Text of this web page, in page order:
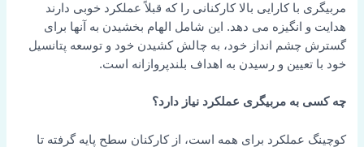
مربیگری با کارایی بالا کارکنانی را که قبلاً عملکرد خوبی دارند
هدایت و انگیزه می دهد. این شامل الهام بخشیدن به آنها برای
گسترش چشم انداز خود، به چالش کشیدن خود و توسعه پتانسیل
خود با تعیین و رسیدن به اهداف بلندپروازانه است.
چه کسی به مربیگری عملکرد نیاز دارد؟
کوچینگ عملکرد برای همه است، از کارکنان سطح پایه گرفته تا